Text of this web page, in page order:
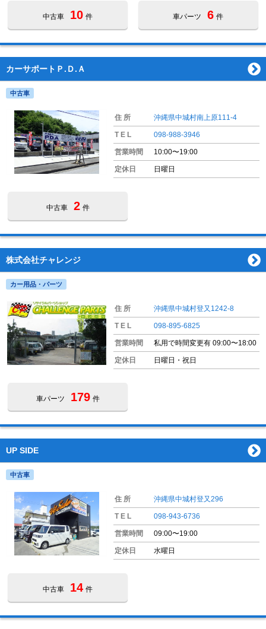
中古車 10 件 車パーツ 6 件
カーサポートＰ.Ｄ.Ａ
中古車
住 所 沖縄県中城村南上原111-4
T E L 098-988-3946
営業時間 10:00〜19:00
定休日 日曜日
中古車 2 件
株式会社チャレンジ
カー用品・パーツ
住 所 沖縄県中城村登又1242-8
T E L 098-895-6825
営業時間 私用で時間変更有 09:00〜18:00
定休日 日曜日・祝日
車パーツ 179 件
UP SIDE
中古車
住 所 沖縄県中城村登又296
T E L 098-943-6736
営業時間 09:00〜19:00
定休日 水曜日
中古車 14 件